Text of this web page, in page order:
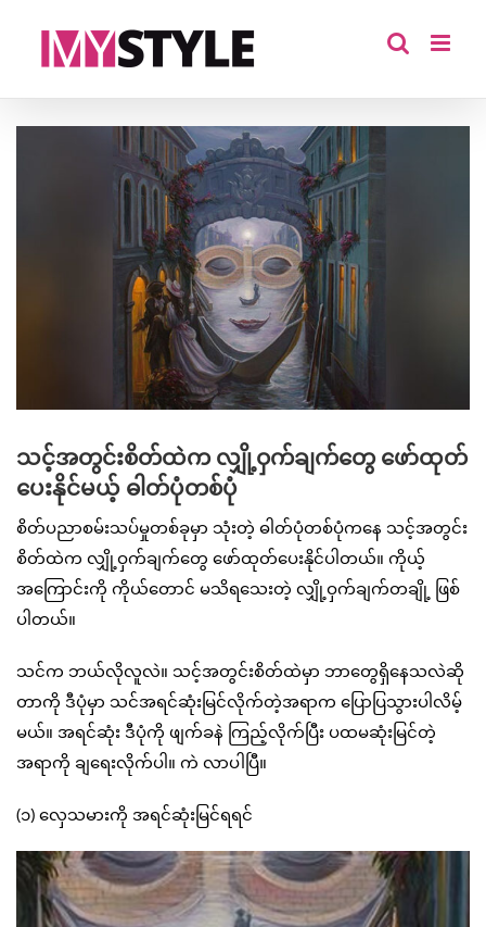
သင့်အတွင်းစိတ်ထဲက လျှို့ဝှက်ချက်တွေ ဖော်ထုတ်
ပေးနိုင်မယ့် ဓါတ်ပုံတစ်ပုံ
စိတ်ပညာစမ်းသပ်မှုတစ်ခုမှာ သုံးတဲ့ ဓါတ်ပုံတစ်ပုံကနေ သင့်အတွင်း
စိတ်ထဲက လျှို့ဝှက်ချက်တွေ ဖော်ထုတ်ပေးနိုင်ပါတယ်။ ကိုယ့်
အကြောင်းကို ကိုယ်တောင် မသိရသေးတဲ့ လျှို့ဝှက်ချက်တချို့ ဖြစ်
ပါတယ်။
သင်က ဘယ်လိုလူလဲ။ သင့်အတွင်းစိတ်ထဲမှာ ဘာတွေရှိနေသလဲဆို
တာကို ဒီပုံမှာ သင်အရင်ဆုံးမြင်လိုက်တဲ့အရာက ပြောပြသွားပါလိမ့်
မယ်။ အရင်ဆုံး ဒီပုံကို ဖျက်ခနဲ ကြည့်လိုက်ပြီး ပထမဆုံးမြင်တဲ့
အရာကို ချရေးလိုက်ပါ။ ကဲ လာပါပြီ။
(၁) လှေသမားကို အရင်ဆုံးမြင်ရရင်